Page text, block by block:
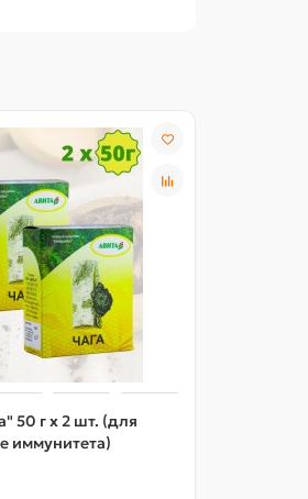
50 г х 2 шт. (для
иммунитета)